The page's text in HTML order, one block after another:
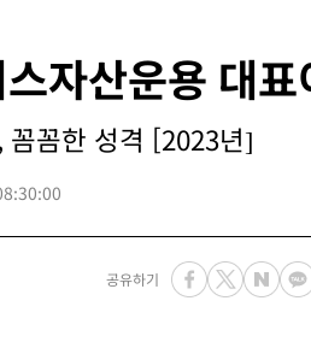
자산운용 대표
꼼꼼한 성격 [2023년]
공유하기